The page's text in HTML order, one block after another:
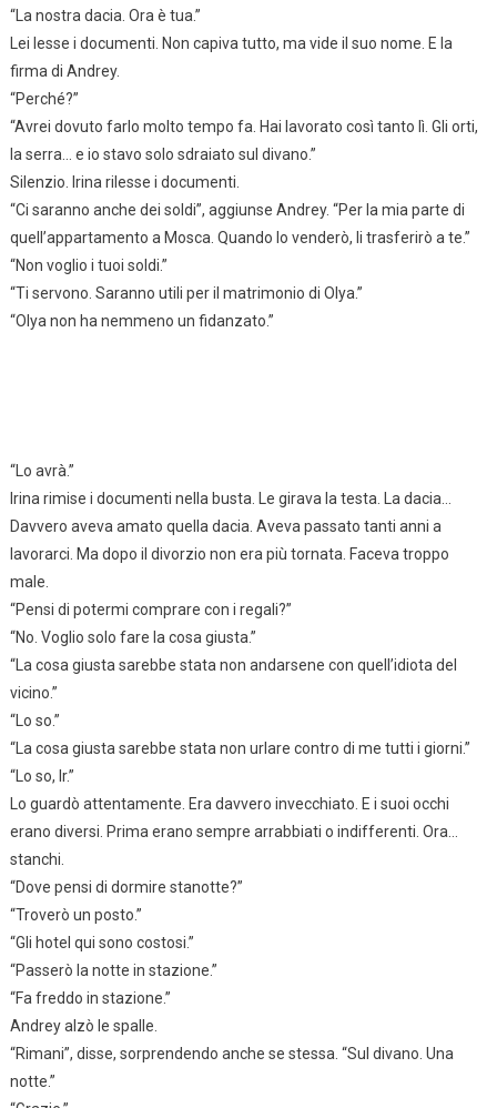
“La nostra dacia. Ora è tua.”
Lei lesse i documenti. Non capiva tutto, ma vide il suo nome. E la
firma di Andrey.
“Perché?”
“Avrei dovuto farlo molto tempo fa. Hai lavorato così tanto lì. Gli orti,
la serra… e io stavo solo sdraiato sul divano.”
Silenzio. Irina rilesse i documenti.
“Ci saranno anche dei soldi”, aggiunse Andrey. “Per la mia parte di
quell’appartamento a Mosca. Quando lo venderò, li trasferirò a te.”
“Non voglio i tuoi soldi.”
“Ti servono. Saranno utili per il matrimonio di Olya.”
“Olya non ha nemmeno un fidanzato.”
“Lo avrà.”
Irina rimise i documenti nella busta. Le girava la testa. La dacia…
Davvero aveva amato quella dacia. Aveva passato tanti anni a
lavorarci. Ma dopo il divorzio non era più tornata. Faceva troppo
male.
“Pensi di potermi comprare con i regali?”
“No. Voglio solo fare la cosa giusta.”
“La cosa giusta sarebbe stata non andarsene con quell’idiota del
vicino.”
“Lo so.”
“La cosa giusta sarebbe stata non urlare contro di me tutti i giorni.”
“Lo so, Ir.”
Lo guardò attentamente. Era davvero invecchiato. E i suoi occhi
erano diversi. Prima erano sempre arrabbiati o indifferenti. Ora…
stanchi.
“Dove pensi di dormire stanotte?”
“Troverò un posto.”
“Gli hotel qui sono costosi.”
“Passerò la notte in stazione.”
“Fa freddo in stazione.”
Andrey alzò le spalle.
“Rimani”, disse, sorprendendo anche se stessa. “Sul divano. Una
notte.”